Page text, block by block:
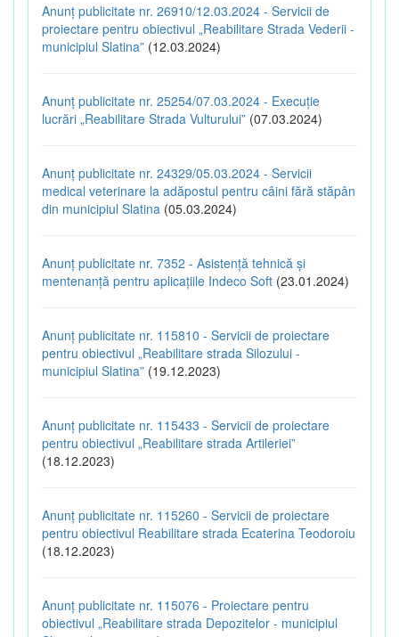
Anunț publicitate nr. 26910/12.03.2024 - Servicii de
proiectare pentru obiectivul „Reabilitare Strada Vederii -
municipiul Slatina” (12.03.2024)
Anunț publicitate nr. 25254/07.03.2024 - Execuție
lucrări „Reabilitare Strada Vulturului” (07.03.2024)
Anunț publicitate nr. 24329/05.03.2024 - Servicii
medical veterinare la adăpostul pentru câini fără stăpân
din municipiul Slatina (05.03.2024)
Anunț publicitate nr. 7352 - Asistență tehnică și
mentenanță pentru aplicațiile Indeco Soft (23.01.2024)
Anunț publicitate nr. 115810 - Servicii de proiectare
pentru obiectivul „Reabilitare strada Silozului -
municipiul Slatina” (19.12.2023)
Anunț publicitate nr. 115433 - Servicii de proiectare
pentru obiectivul „Reabilitare strada Artileriei”
(18.12.2023)
Anunț publicitate nr. 115260 - Servicii de proiectare
pentru obiectivul Reabilitare strada Ecaterina Teodoroiu
(18.12.2023)
Anunț publicitate nr. 115076 - Proiectare pentru
obiectivul „Reabilitare strada Depozitelor - municipiul